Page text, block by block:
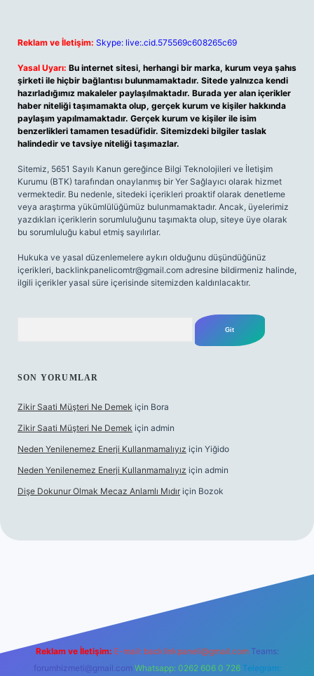
Reklam ve İletişim: Skype: live:.cid.575569c608265c69
Yasal Uyarı: Bu internet sitesi, herhangi bir marka, kurum veya şahıs
şirketi ile hiçbir bağlantısı bulunmamaktadır. Sitede yalnızca kendi
hazırladığımız makaleler paylaşılmaktadır. Burada yer alan içerikler
haber niteliği taşımamakta olup, gerçek kurum ve kişiler hakkında
paylaşım yapılmamaktadır. Gerçek kurum ve kişiler ile isim
benzerlikleri tamamen tesadüfidir. Sitemizdeki bilgiler taslak
halindedir ve tavsiye niteliği taşımazlar.
Sitemiz, 5651 Sayılı Kanun gereğince Bilgi Teknolojileri ve İletişim
Kurumu (BTK) tarafından onaylanmış bir Yer Sağlayıcı olarak hizmet
vermektedir. Bu nedenle, sitedeki içerikleri proaktif olarak denetleme
veya araştırma yükümlülüğümüz bulunmamaktadır. Ancak, üyelerimiz
yazdıkları içeriklerin sorumluluğunu taşımakta olup, siteye üye olarak
bu sorumluluğu kabul etmiş sayılırlar.
Hukuka ve yasal düzenlemelere aykırı olduğunu düşündüğünüz
içerikleri, backlinkpanelicomtr@gmail.com adresine bildirmeniz halinde,
ilgili içerikler yasal süre içerisinde sitemizden kaldırılacaktır.
SON YORUMLAR
Zikir Saati Müşteri Ne Demek için Bora
Zikir Saati Müşteri Ne Demek için admin
Neden Yenilenemez Enerji Kullanmamalıyız için Yiğido
Neden Yenilenemez Enerji Kullanmamalıyız için admin
Dişe Dokunur Olmak Mecaz Anlamlı Mıdır için Bozok
Reklam ve İletişim: E-mail: backlinkpaneli@gmail.com Teams:
forumhizmeti@gmail.com Whatsapp: 0262 606 0 726 Telegram: